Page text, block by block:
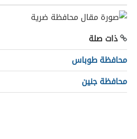
ذات صلة
محافظة طوباس
محافظة جنين